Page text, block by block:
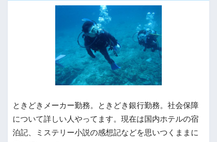
ときどきメーカー勤務。ときどき銀行勤務。社会保障
について詳しい人やってます。現在は国内ホテルの宿
泊記、ミステリー小説の感想記などを思いつくままに